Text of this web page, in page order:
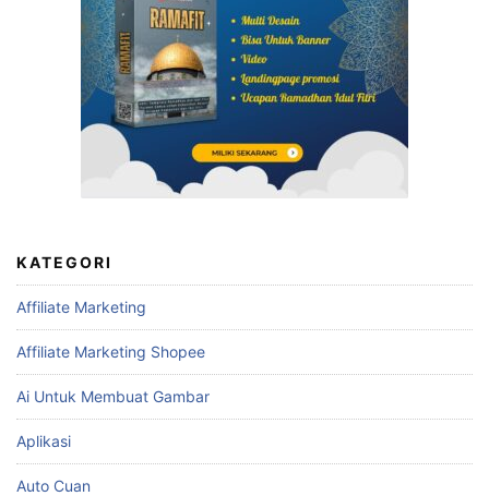
KATEGORI
Affiliate Marketing
Affiliate Marketing Shopee
Ai Untuk Membuat Gambar
Aplikasi
Auto Cuan